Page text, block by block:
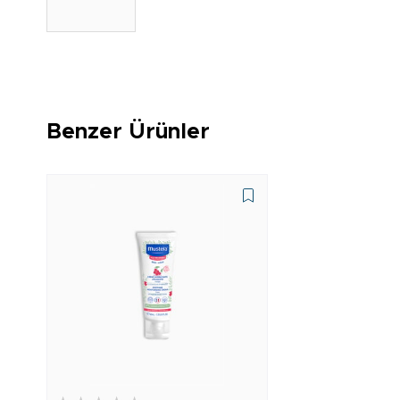
Benzer Ürünler